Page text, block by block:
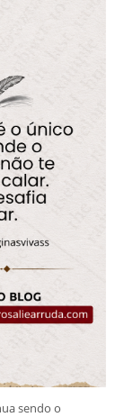
sendo o